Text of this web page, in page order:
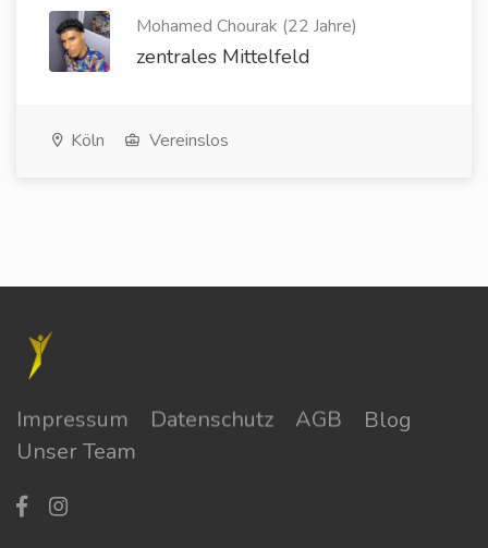
Mohamed Chourak (22 Jahre)
zentrales Mittelfeld
Köln Vereinslos
Impressum Datenschutz AGB
Blog
Unser Team